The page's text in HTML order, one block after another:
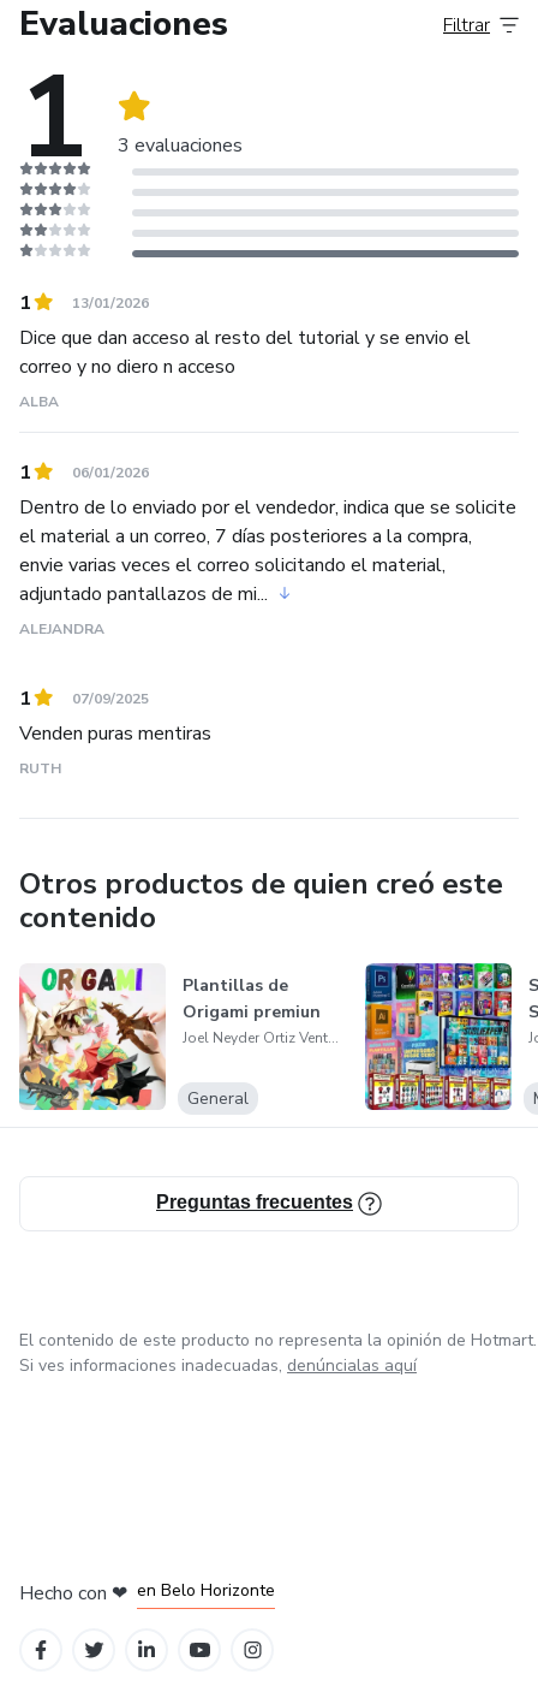
Evaluaciones
1 3 evaluaciones
Filtrar
1 13/01/2026
Dice que dan acceso al resto del tutorial y se envio el
correo y no diero n acceso
ALBA
1 06/01/2026
Dentro de lo enviado por el vendedor, indica que se solicite
el material a un correo, 7 días posteriores a la compra,
envie varias veces el correo solicitando el material,
adjuntado pantallazos de mi...
ALEJANDRA
1 07/09/2025
Venden puras mentiras
RUTH
Otros productos de quien creó este
contenido
Plantillas de
Origami premiun
Joel Neyder Ortiz Ventura
General
Preguntas frecuentes
El contenido de este producto no representa la opinión de Hotmart.
Si ves informaciones inadecuadas, denúncialas aquí
Hecho con ❤ en Belo Horizonte